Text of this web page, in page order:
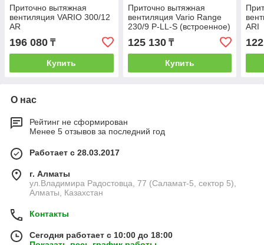
Приточно вытяжная
вентиляция VARIO 300/12
AR
196 080 ₸
Купить
Приточно вытяжная
вентиляция Vario Range
230/9 P-LL-S (встроенное)
125 130₸
Купить
ARI
О нас
Рейтинг не сформирован
Менее 5 отзывов за последний год
Работает с 28.03.2017
г. Алматы
ул.Владимира Радостовца, 77 (Саламат-5, сектор 5),
Алматы, Казахстан
Контакты
Сегодня работает с 10:00 до 18:00